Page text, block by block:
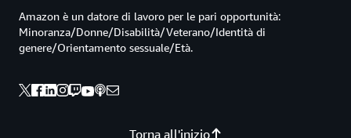
Torna all'inizio
Amazon è un datore di lavoro per le pari opportunità:
Minoranza/Donne/Disabilità/Veterano/Identità di
genere/Orientamento sessuale/Età.